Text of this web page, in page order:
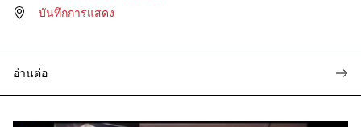
บันทึกการแสดง
อ่านต่อ